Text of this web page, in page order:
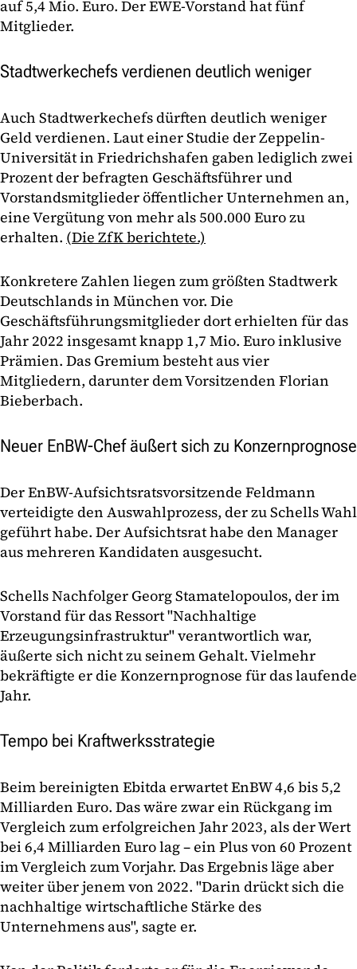
auf 5,4 Mio. Euro. Der EWE-Vorstand hat fünf
Mitglieder.
Stadtwerkechefs verdienen deutlich weniger
Auch Stadtwerkechefs dürften deutlich weniger
Geld verdienen. Laut einer Studie der Zeppelin-
Universität in Friedrichshafen gaben lediglich zwei
Prozent der befragten Geschäftsführer und
Vorstandsmitglieder öffentlicher Unternehmen an,
eine Vergütung von mehr als 500.000 Euro zu
erhalten. (Die ZfK berichtete.)
Konkretere Zahlen liegen zum größten Stadtwerk
Deutschlands in München vor. Die
Geschäftsführungsmitglieder dort erhielten für das
Jahr 2022 insgesamt knapp 1,7 Mio. Euro inklusive
Prämien. Das Gremium besteht aus vier
Mitgliedern, darunter dem Vorsitzenden Florian
Bieberbach.
Neuer EnBW-Chef äußert sich zu Konzernprognose
Der EnBW-Aufsichtsratsvorsitzende Feldmann
verteidigte den Auswahlprozess, der zu Schells Wahl
geführt habe. Der Aufsichtsrat habe den Manager
aus mehreren Kandidaten ausgesucht.
Schells Nachfolger Georg Stamatelopoulos, der im
Vorstand für das Ressort "Nachhaltige
Erzeugungsinfrastruktur" verantwortlich war,
äußerte sich nicht zu seinem Gehalt. Vielmehr
bekräftigte er die Konzernprognose für das laufende
Jahr.
Tempo bei Kraftwerksstrategie
Beim bereinigten Ebitda erwartet EnBW 4,6 bis 5,2
Milliarden Euro. Das wäre zwar ein Rückgang im
Vergleich zum erfolgreichen Jahr 2023, als der Wert
bei 6,4 Milliarden Euro lag – ein Plus von 60 Prozent
im Vergleich zum Vorjahr. Das Ergebnis läge aber
weiter über jenem von 2022. "Darin drückt sich die
nachhaltige wirtschaftliche Stärke des
Unternehmens aus", sagte er.